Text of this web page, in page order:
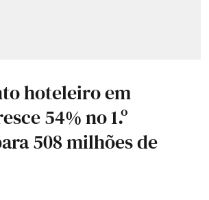
hoteleiro em
54% no 1.º
508 milhões de